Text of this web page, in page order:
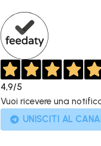
4,9/5
Vuoi ricevere una
UNISCITI AL